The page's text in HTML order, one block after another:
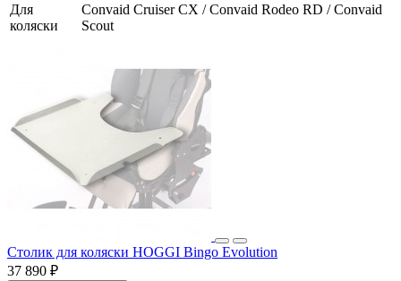
Для
коляски
Convaid Cruiser CX / Convaid Rodeo RD / Convaid
Scout
Столик для коляски HOGGI Bingo Evolution
37 890 ₽